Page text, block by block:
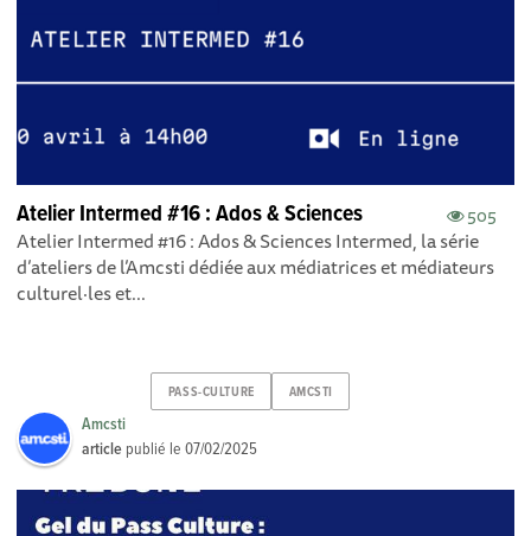
505
Atelier Intermed #16 : Ados & Sciences
Atelier Intermed #16 : Ados & Sciences Intermed, la série
d’ateliers de l’Amcsti dédiée aux médiatrices et médiateurs
culturel·les et...
PASS-CULTURE AMCSTI
Amcsti
article publié le07/02/2025